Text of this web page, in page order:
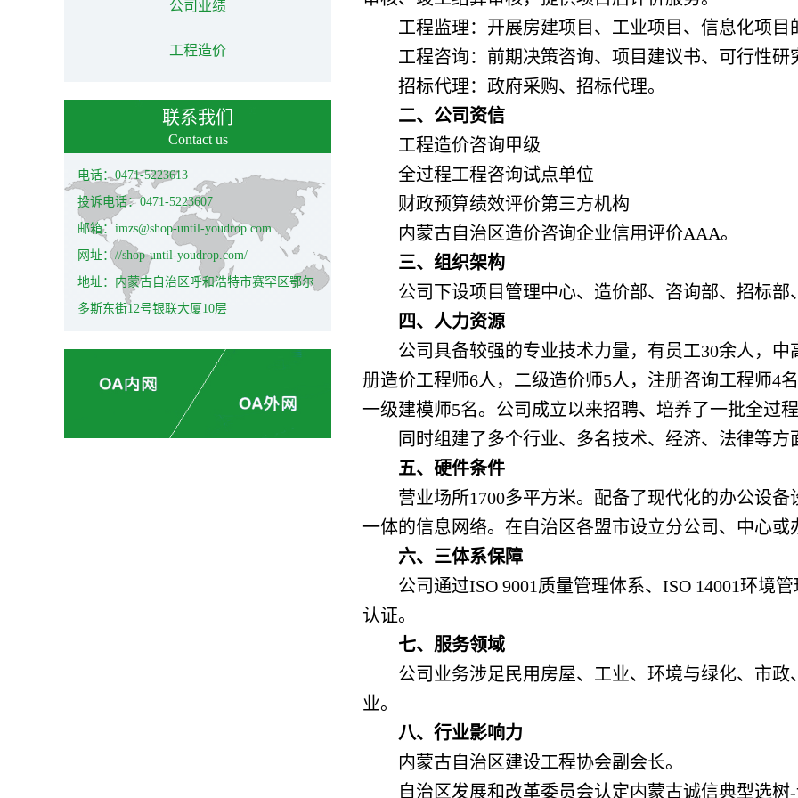
公司业绩
工程造价
联系我们
Contact us
电话：0471-5223613
投诉电话：0471-5223607
邮箱：imzs@shop-until-youdrop.com
网址：//shop-until-youdrop.com/
地址：内蒙古自治区呼和浩特市赛罕区鄂尔
多斯东街12号银联大厦10层
工程监理：开展房建项目、工业项目、信息化项目
工程咨询：前期决策咨询、项目建议书、可行性
招标代理：政府采购、招标代理。
二、公司资信
工程造价咨询甲级
全过程工程咨询试点单位
财政预算绩效评价第三方机构
内蒙古自治区造价咨询企业信用评价AAA。
三、组织架构
公司下设项目管理中心、造价部、咨询部、招标
四、人力资源
公司具备较强的专业技术力量，有员工30余人，
册造价工程师6人，二级造价师5人，注册咨询工程师4
一级建模师5名。公司成立以来招聘、培养了一批全过
同时组建了多个行业、多名技术、经济、法律等
五、硬件条件
营业场所1700多平方米。配备了现代化的办公设
一体的信息网络。在自治区各盟市设立分公司、中心或
六、三体系保障
公司通过ISO 9001质量管理体系、ISO 14001环境
认证。
七、服务领域
公司业务涉足民用房屋、工业、环境与绿化、市
业。
八、行业影响力
内蒙古自治区建设工程协会副会长。
自治区发展和改革委员会认定内蒙古诚信典型选树